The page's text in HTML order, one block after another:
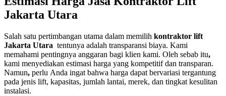
Jakarta Utara
Salah satu pertimbangan utama dalam memilih kontraktor lift
Jakarta Utara tentunya adalah transparansi biaya. Kami
memahami pentingnya anggaran bagi klien kami. Oleh sebab itu,
kami menyediakan estimasi harga yang kompetitif dan transparan.
Namun, perlu Anda ingat bahwa harga dapat bervariasi tergantung
pada jenis lift, kapasitas, jumlah lantai, merek, dan tingkat kesulitan
instalasi.